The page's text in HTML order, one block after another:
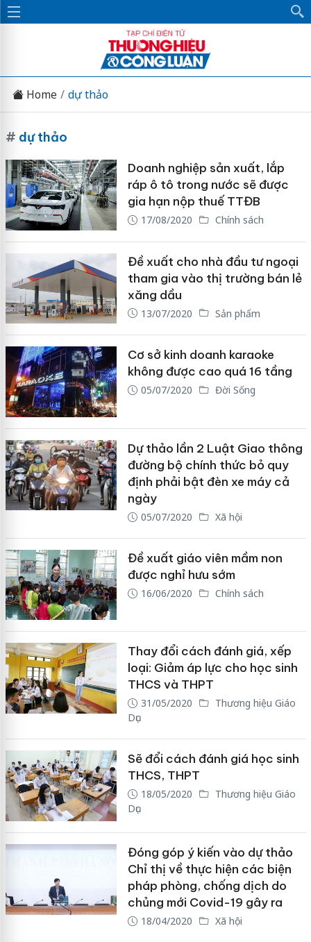
Home dự thảo
# dự thảo
Doanh nghiệp sản xuất, lắp
ráp ô tô trong nước sẽ được
gia hạn nộp thuế TTĐB
17/08/2020 Chính sách
Đề xuất cho nhà đầu tư ngoại
tham gia vào thị trường bán lẻ
xăng dầu
13/07/2020 Sản phẩm
Cơ sở kinh doanh karaoke
không được cao quá 16 tầng
05/07/2020 Đời Sống
Dự thảo lần 2 Luật Giao thông
đường bộ chính thức bỏ quy
định phải bật đèn xe máy cả
ngày
05/07/2020 Xã hội
Đề xuất giáo viên mầm non
được nghỉ hưu sớm
16/06/2020 Chính sách
Thay đổi cách đánh giá, xếp
loại: Giảm áp lực cho học sinh
THCS và THPT
31/05/2020
Thương hiệu Giáo
Dục
Sẽ đổi cách đánh giá học sinh
THCS, THPT
18/05/2020
Thương hiệu Giáo
Dục
Đóng góp ý kiến vào dự thảo
Chỉ thị về thực hiện các biện
pháp phòng, chống dịch do
chủng mới Covid-19 gây ra
18/04/2020 Xã hội